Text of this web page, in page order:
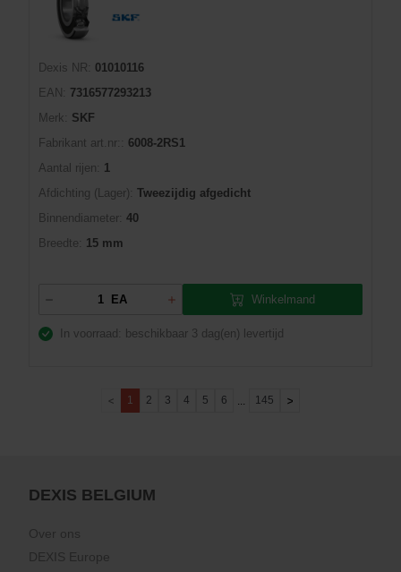
Dexis NR:
01010116
EAN:
7316577293213
Merk:
SKF
Fabrikant art.nr::
6008-2RS1
Aantal rijen:
1
Afdichting (Lager): Tweezijdig afgedicht
Binnendiameter: 40
Breedte:
15 mm
EA Winkelmand
In voorraad: beschikbaar 3 dag(en) levertijd
1 2 3 4 5 6 ... 145
DEXIS BELGIUM
Over ons
DEXIS Europe